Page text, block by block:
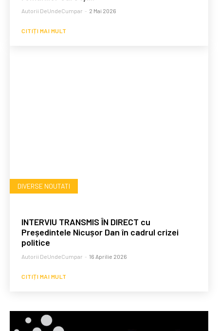
Autorii DeUndeCumpar - 2 Mai 2026
CITIȚI MAI MULT
DIVERSE NOUTATI
INTERVIU TRANSMIS ÎN DIRECT cu
Președintele Nicușor Dan în cadrul crizei
politice
Autorii DeUndeCumpar - 16 Aprilie 2026
CITIȚI MAI MULT